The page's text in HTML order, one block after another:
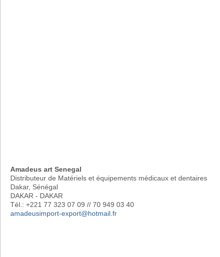
Amadeus art Senegal
Distributeur de Matériels et équipements médicaux et dentaires
Dakar, Sénégal
DAKAR - DAKAR
Tél.: +221 77 323 07 09 // 70 949 03 40
amadeusimport-export@hotmail.fr